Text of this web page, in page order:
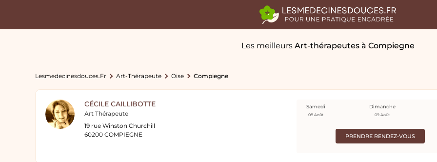
Les meilleurs Art-thérapeutes à Compiegne
Lesmedecinesdouces.fr Art-Thérapeute Oise Compiegne
CÉCILE CAILLIBOTTE
Art Thérapeute
19 rue Winston Churchill
60200 COMPIEGNE
PRENDRE RENDEZ-VOUS
Samedi
08 Août
Dimanche
09 Août